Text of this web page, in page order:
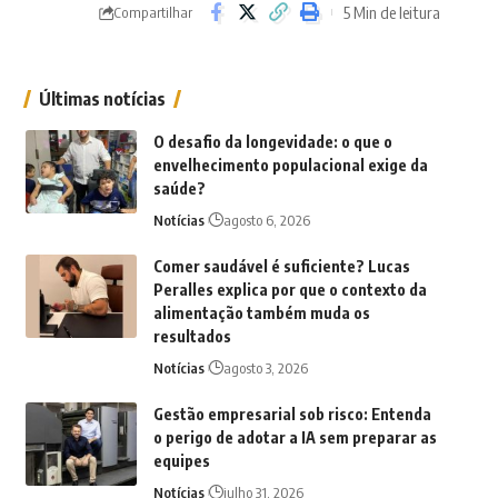
Compartilhar 5 Min de leitura
Últimas notícias
O desafio da longevidade: o que o
envelhecimento populacional exige da
saúde?
Notícias agosto 6, 2026
Comer saudável é suficiente? Lucas
Peralles explica por que o contexto da
alimentação também muda os
resultados
Notícias agosto 3, 2026
Gestão empresarial sob risco: Entenda
o perigo de adotar a IA sem preparar as
equipes
Notícias julho 31, 2026